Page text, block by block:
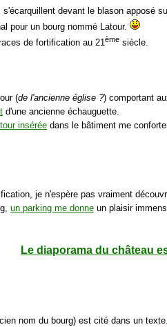
devant le blason apposé
pour un bourg nommé Latour.
de fortification au 21ème siècle.
(de l'ancienne église ?) comportant
d'une ancienne échauguette.
insérée dans le bâtiment me
je n'espère pas vraiment
un parking me donne un plaisir
Le diaporama du château
nom du bourg) est cité dans un